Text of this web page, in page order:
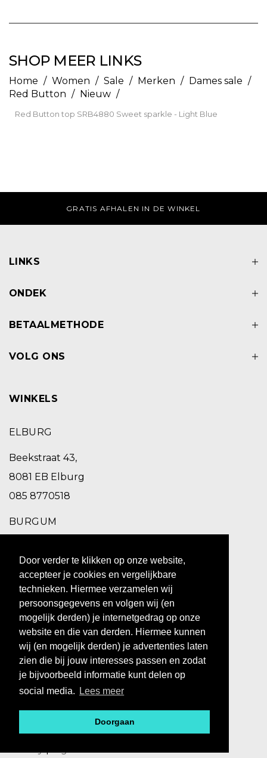
Door verder te klikken op onze website,
accepteer je cookies en vergelijkbare
technieken. Hiermee verzamelen wij
persoonsgegevens en volgen wij (en
mogelijk derden) je internetgedrag op onze
website en die van derden. Hiermee kunnen
wij (en mogelijk derden) je advertenties laten
zien die bij jouw interesses passen en zodat
je bijvoorbeeld informatie kunt delen op
social media.
Lees meer
Doorgaan
SHOP MEER LINKS
Home / Women / Sale / Merken / Dames sale /
Red Button / Nieuw /
Red Button top SRB4880 Sweet sparkle - Light Blue
GRATIS AFHALEN IN DE WINKEL
LINKS
ONDEK
BETAALMETHODE
VOLG ONS
WINKELS
ELBURG
Beekstraat 43,
8081 EB Elburg
085 8770518
BURGUM
9251 EC Burgum
0511 469 260
ZUIDHORN
Hoofdstraat 10,
9801 BX Zuidhorn
0594 769 010
@ 2023 - BOS MEN&WOMEN